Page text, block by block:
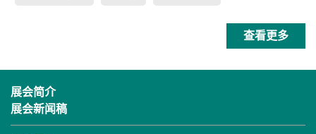
查看更多
展会简介
展会新闻稿